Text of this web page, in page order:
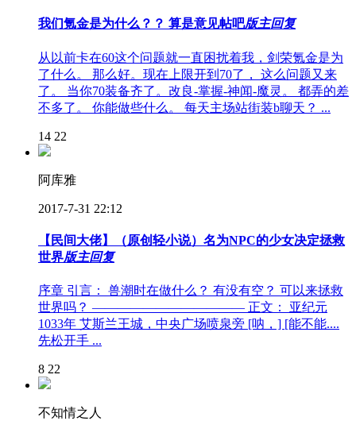
我们氪金是为什么？？ 算是意见帖吧版主回复
从以前卡在60这个问题就一直困扰着我，剑荣氪金是为
了什么。 那么好。现在上限开到70了， 这么问题又来
了。 当你70装备齐了。改良-掌握-神闻-魔灵。 都弄的差
不多了。 你能做些什么。 每天主场站街装b聊天？ ...
14 22
阿库雅
2017-7-31 22:12
【民间大佬】（原创轻小说）名为NPC的少女决定拯救
世界版主回复
序章 引言： 兽潮时在做什么？ 有没有空？ 可以来拯救
世界吗？ ———————————— 正文： 亚纪元
1033年 艾斯兰王城，中央广场喷泉旁 [呐，] [能不能....
先松开手 ...
8 22
不知情之人